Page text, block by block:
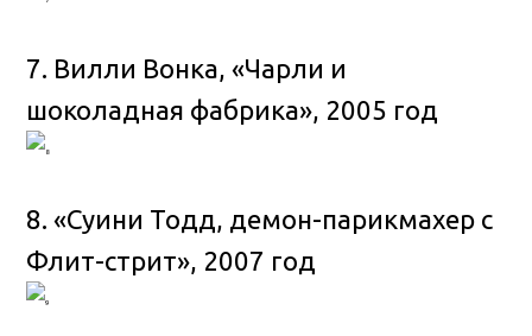
7. Вилли Вонка, «Чарли и
шоколадная фабрика», 2005 год
8. «Суини Тодд, демон-парикмахер с
Флит-стрит», 2007 год